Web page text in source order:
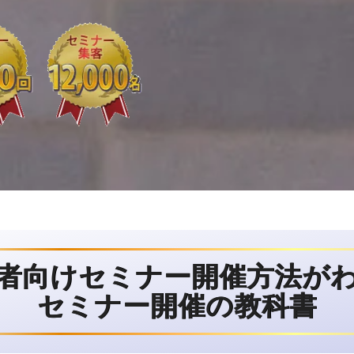
向けセミナー開催方法が
セミナー開催の教科書